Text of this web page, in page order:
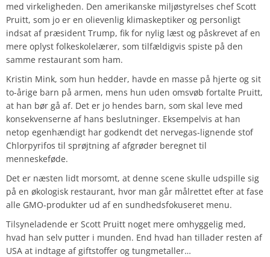
med virkeligheden. Den amerikanske miljøstyrelses chef Scott
Pruitt, som jo er en olievenlig klimaskeptiker og personligt
indsat af præsident Trump, fik for nylig læst og påskrevet af en
mere oplyst folkeskolelærer, som tilfældigvis spiste på den
samme restaurant som ham.
Kristin Mink, som hun hedder, havde en masse på hjerte og sit
to-årige barn på armen, mens hun uden omsvøb fortalte Pruitt,
at han bør gå af. Det er jo hendes barn, som skal leve med
konsekvenserne af hans beslutninger. Eksempelvis at han
netop egenhændigt har godkendt det nervegas-lignende stof
Chlorpyrifos til sprøjtning af afgrøder beregnet til
menneskeføde.
Det er næsten lidt morsomt, at denne scene skulle udspille sig
på en økologisk restaurant, hvor man går målrettet efter at fase
alle GMO-produkter ud af en sundhedsfokuseret menu.
Tilsyneladende er Scott Pruitt noget mere omhyggelig med,
hvad han selv putter i munden. End hvad han tillader resten af
USA at indtage af giftstoffer og tungmetaller…